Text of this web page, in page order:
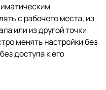
с рабочего места, из
или из другой точки
менять настройки без
доступа к его